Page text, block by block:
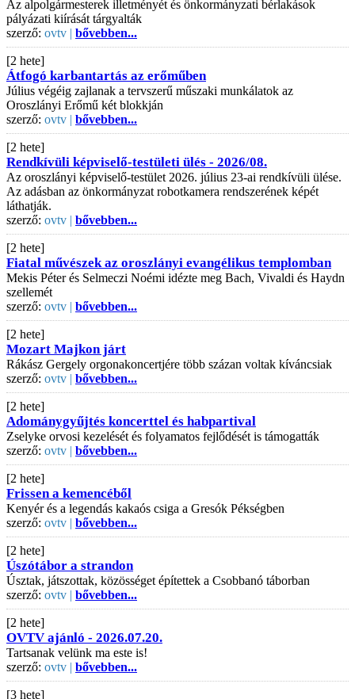
Az alpolgármesterek illetményét és önkormányzati bérlakások
pályázati kiírását tárgyalták
szerző: ovtv | bővebben...
[2 hete]
Átfogó karbantartás az erőműben
Július végéig zajlanak a tervszerű műszaki munkálatok az
Oroszlányi Erőmű két blokkján
szerző: ovtv | bővebben...
[2 hete]
Rendkívüli képviselő-testületi ülés - 2026/08.
Az oroszlányi képviselő-testület 2026. július 23-ai rendkívüli ülése.
Az adásban az önkormányzat robotkamera rendszerének képét
láthatják.
szerző: ovtv | bővebben...
[2 hete]
Fiatal művészek az oroszlányi evangélikus templomban
Mekis Péter és Selmeczi Noémi idézte meg Bach, Vivaldi és Haydn
szellemét
szerző: ovtv | bővebben...
[2 hete]
Mozart Majkon járt
Rákász Gergely orgonakoncertjére több százan voltak kíváncsiak
szerző: ovtv | bővebben...
[2 hete]
Adománygyűjtés koncerttel és habpartival
Zselyke orvosi kezelését és folyamatos fejlődését is támogatták
szerző: ovtv | bővebben...
[2 hete]
Frissen a kemencéből
Kenyér és a legendás kakaós csiga a Gresók Pékségben
szerző: ovtv | bővebben...
[2 hete]
Úszótábor a strandon
Úsztak, játszottak, közösséget építettek a Csobbanó táborban
szerző: ovtv | bővebben...
[2 hete]
OVTV ajánló - 2026.07.20.
Tartsanak velünk ma este is!
szerző: ovtv | bővebben...
[3 hete]